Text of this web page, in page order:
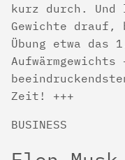
kurz durch. Und
Gewichte drauf,
Übung etwa das
Zeit! +++
BUSINESS